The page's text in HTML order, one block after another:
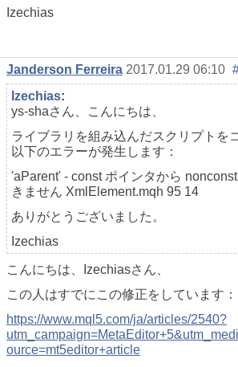
Izechias
Janderson Ferreira 2017.01.29 06:10
Izechias:
ys-shaさん、こんにちは、
ライブラリを組み込んだスクリプトを
以下のエラーが発生します：
'aParent' - const ポインタから
きません XmlElement.mqh 95 14
ありがとうございました。
Izechias
こんにちは、Izechiasさん、
この人はすでにこの修正をしています：
https://www.mql5.com/ja/articles/2540?
ource=mt5editor+article